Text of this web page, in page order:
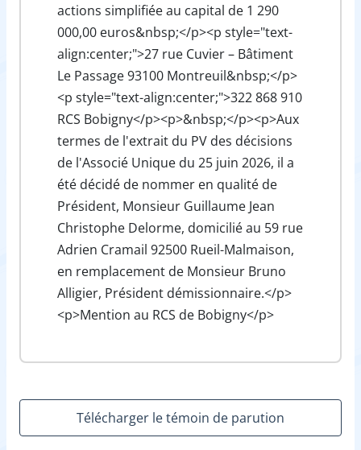
actions simplifiée au capital de 1 290
000,00 euros&nbsp;</p><p style="text-
align:center;">27 rue Cuvier – Bâtiment
Le Passage 93100 Montreuil&nbsp;</p>
<p style="text-align:center;">322 868 910
RCS Bobigny</p><p>&nbsp;</p><p>Aux
termes de l'extrait du PV des décisions
de l'Associé Unique du 25 juin 2026, il a
été décidé de nommer en qualité de
Président, Monsieur Guillaume Jean
Christophe Delorme, domicilié au 59 rue
Adrien Cramail 92500 Rueil-Malmaison,
en remplacement de Monsieur Bruno
Alligier, Président démissionnaire.</p>
<p>Mention au RCS de Bobigny</p>
Télécharger le témoin de parution